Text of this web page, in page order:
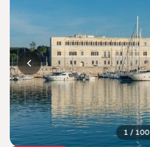
1 / 100